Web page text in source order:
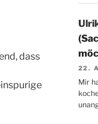
dass
22.
Mir